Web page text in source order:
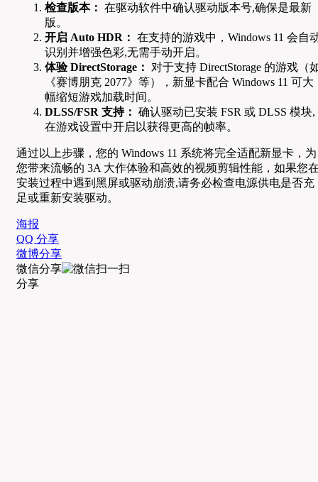
检查版本： 在驱动软件中确认驱动版本号,确保是最新
版。
开启 Auto HDR： 在支持的游戏中，Windows 11 会自
识别并增强色彩,无需手动开启。
体验 DirectStorage：
对于支持 DirectStorage 的游戏（
《赛博朋克 2077》等），新显卡配合 Windows 11 可大
幅缩短游戏加载时间。
DLSS/FSR 支持： 确认驱动已安装 FSR 或 DLSS 模块,
在游戏设置中开启以获得更高的帧率。
通过以上步骤，您的 Windows 11 系统将完全适配新显卡，为
您带来流畅的 3A 大作体验和高效的视频剪辑性能，如果您
安装过程中遇到黑屏或驱动崩溃,请务必检查电源供电是否充
足或重新安装驱动。
海报
QQ 分享
微博分享
微信分享
分享